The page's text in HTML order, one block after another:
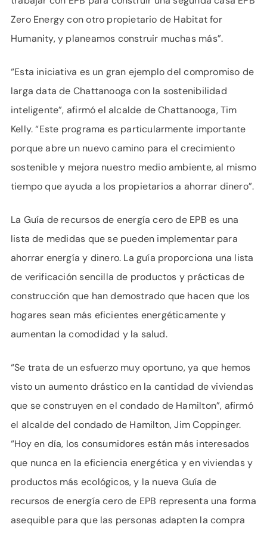
Zero Energy con otro propietario de Habitat for
Humanity, y planeamos construir muchas más”.
“Esta iniciativa es un gran ejemplo del compromiso de
larga data de Chattanooga con la sostenibilidad
inteligente”, afirmó el alcalde de Chattanooga, Tim
Kelly. “Este programa es particularmente importante
porque abre un nuevo camino para el crecimiento
sostenible y mejora nuestro medio ambiente, al mismo
tiempo que ayuda a los propietarios a ahorrar dinero”.
La Guía de recursos de energía cero de EPB es una
lista de medidas que se pueden implementar para
ahorrar energía y dinero. La guía proporciona una lista
de verificación sencilla de productos y prácticas de
construcción que han demostrado que hacen que los
hogares sean más eficientes energéticamente y
aumentan la comodidad y la salud.
“Se trata de un esfuerzo muy oportuno, ya que hemos
visto un aumento drástico en la cantidad de viviendas
que se construyen en el condado de Hamilton”, afirmó
el alcalde del condado de Hamilton, Jim Coppinger.
“Hoy en día, los consumidores están más interesados ​​
que nunca en la eficiencia energética y en viviendas y
productos más ecológicos, y la nueva Guía de
recursos de energía cero de EPB representa una forma
asequible para que las personas adapten la compra